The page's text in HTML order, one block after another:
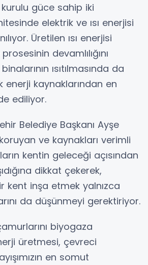
güce sahip iki
elektrik ve ısı enerjisi
Üretilen ısı enerjisi
devamlılığını
ısıtılmasında da
enerji kaynaklarından en
ediliyor.
Belediye Başkanı Ayşe
ve kaynakları verimli
kentin geleceği açısından
dikkat çekerek,
kent inşa etmek yalnızca
da düşünmeyi gerektiriyor.
biyogaza
üretmesi, çevreci
en somut